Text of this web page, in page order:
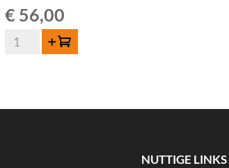
€ 56,00
Girardin
Kriekenlambiek
Toevoegen
NUTTIGE LINKS